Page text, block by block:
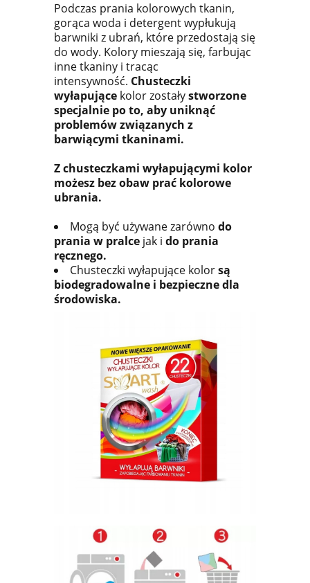
Podczas prania kolorowych tkanin,
gorąca woda i detergent wypłukują
barwniki z ubrań, które przedostają się
do wody. Kolory mieszają się, farbując
inne tkaniny i tracąc
intensywność. Chusteczki
wyłapujące kolor zostałystworzone
specjalnie po to, aby uniknąć
problemów związanych z
barwiącymi tkaninami.
Z chusteczkami wyłapującymi kolor
możesz bez obaw prać kolorowe
ubrania.
Mogą być używane zarówno do
prania w pralce jak ido prania
ręcznego.
Chusteczki wyłapujące kolorsą
biodegradowalne i bezpieczne dla
środowiska.